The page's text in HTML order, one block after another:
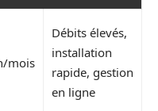
mois
Débits élevés,
installation
rapide, gestion
en ligne